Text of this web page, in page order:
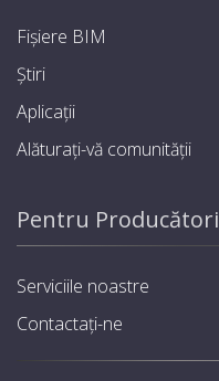
Fișiere BIM
Știri
Aplicații
Alăturați-vă comunității
Pentru Producători
Serviciile noastre
Contactați-ne